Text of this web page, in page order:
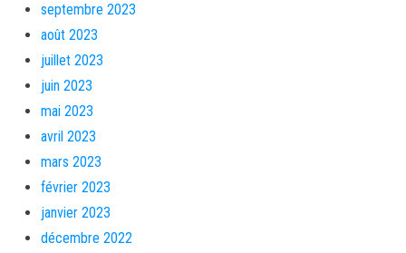
septembre 2023
août 2023
juillet 2023
juin 2023
mai 2023
avril 2023
mars 2023
février 2023
janvier 2023
décembre 2022